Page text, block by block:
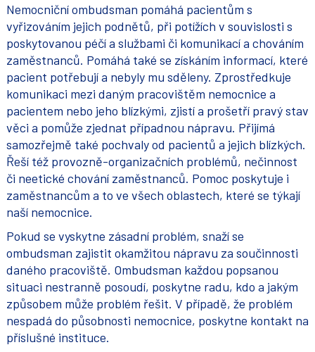
Nemocniční ombudsman pomáhá pacientům s
vyřizováním jejich podnětů, při potížích v souvislosti s
poskytovanou péčí a službami či komunikací a chováním
zaměstnanců. Pomáhá také se získáním informací, které
pacient potřebují a nebyly mu sděleny. Zprostředkuje
komunikaci mezi daným pracovištěm nemocnice a
pacientem nebo jeho blízkými, zjistí a prošetří pravý stav
věci a pomůže zjednat případnou nápravu. Přijímá
samozřejmě také pochvaly od pacientů a jejich blízkých.
Řeší též provozně-organizačních problémů, nečinnost
či neetické chování zaměstnanců. Pomoc poskytuje i
zaměstnancům a to ve všech oblastech, které se týkají
naší nemocnice.
Pokud se vyskytne zásadní problém, snaží se
ombudsman zajistit okamžitou nápravu za součinnosti
daného pracoviště. Ombudsman každou popsanou
situaci nestranně posoudí, poskytne radu, kdo a jakým
způsobem může problém řešit. V případě, že problém
nespadá do působnosti nemocnice, poskytne kontakt na
příslušné instituce.